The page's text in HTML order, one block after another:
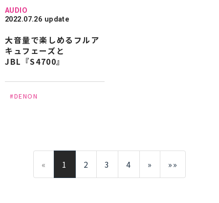
AUDIO
2022.07.26 update
大音量で楽しめるフルア
キュフェーズと
JBL『S4700』
#DENON
« 1 2 3 4 » »»